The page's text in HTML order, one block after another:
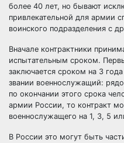
более 40 лет, но бывают
привлекательной для армии
воинского подразделения с
Вначале контрактники
испытательным сроком.
заключается сроком на 3
звании военнослужащий:
по окончании этого срока
армии России, то контракт
военнослужащего на 1, 3, 5
В России это могут быть